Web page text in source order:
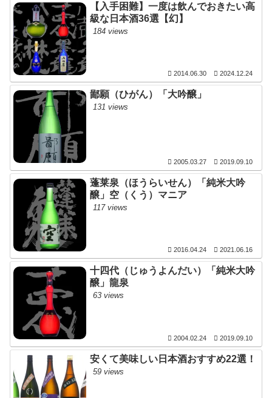
【入手困難】一度は飲んでおきたい高
級な日本酒36選【幻】
184 views
2014.06.30 2024.12.24
鄙願（ひがん）「大吟醸」
131 views
2005.03.27 2019.09.10
蓬莱泉（ほうらいせん）「純米大吟
醸」空（くう）マニア
117 views
2016.04.24 2021.06.16
十四代（じゅうよんだい）「純米大吟
醸」龍泉
63 views
2004.02.24 2019.09.10
安くて美味しい日本酒おすすめ22選！
59 views